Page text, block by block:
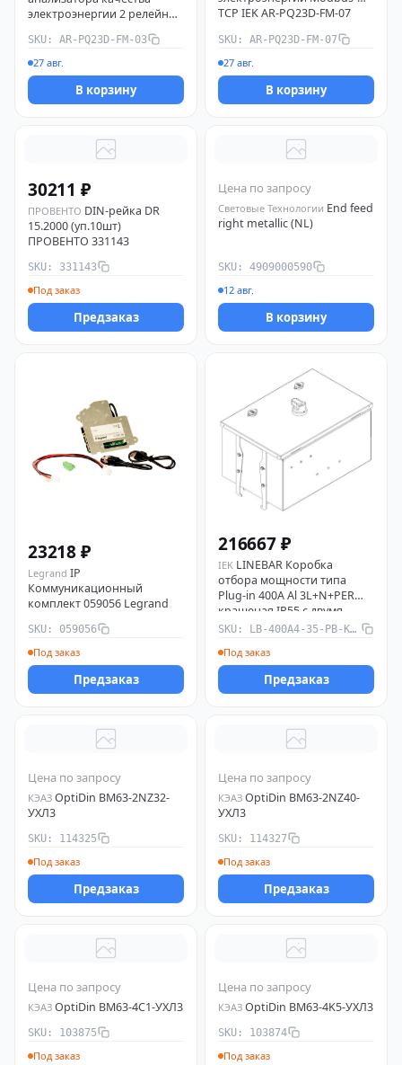
электроэнергии 2 релейных
SKU: AR-PQ23D-FM-03
27 авг.
В корзину
TCP IEK AR-PQ23D-FM-07
SKU: AR-PQ23D-FM-07
27 авг.
В корзину
30211 ₽
ПРОВЕНТО DIN-рейка DR
15.2000 (уп.10шт)
ПРОВЕНТО 331143
SKU: 331143
Под заказ
Предзаказ
Цена по запросу
Световые Технологии End feed
right metallic (NL)
SKU: 4909000590
12 авг.
В корзину
23218 ₽
Legrand IP
Коммуникационный
комплект 059056 Legrand
SKU: 059056
Под заказ
Предзаказ
216667 ₽
IEK LINEBAR Коробка
отбора мощности типа
Plug-in 400А Al 3L+N+PER
крашеная IP55 с двумя
предустановленными
выключателями IEK LB-
400A4-35-PB-KOM-Y2
SKU: LB-400A4-35-PB-KOM-Y2
Под заказ
Предзаказ
Цена по запросу
КЭАЗ OptiDin BM63-2NZ32-
УХЛ3
SKU: 114325
Под заказ
Предзаказ
Цена по запросу
КЭАЗ OptiDin BM63-2NZ40-
УХЛ3
SKU: 114327
Под заказ
Предзаказ
Цена по запросу
КЭАЗ OptiDin BM63-4C1-УХЛ3
SKU: 103875
Под заказ
Цена по запросу
КЭАЗ OptiDin BM63-4K5-УХЛ3
SKU: 103874
Под заказ